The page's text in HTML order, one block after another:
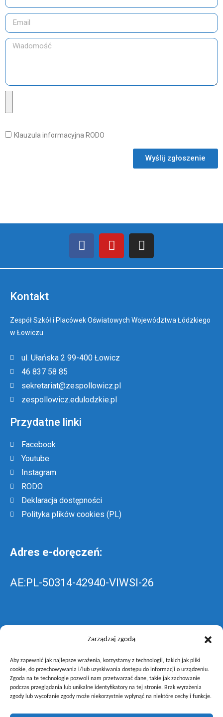
Zarządzaj zgodą
Aby zapewnić jak najlepsze wrażenia, korzystamy z technologii, takich jak pliki
cookie, do przechowywania i/lub uzyskiwania dostępu do informacji o urządzeniu.
Zgoda na te technologie pozwoli nam przetwarzać dane, takie jak zachowanie
podczas przeglądania lub unikalne identyfikatory na tej stronie. Brak wyrażenia
zgody lub wycofanie zgody może niekorzystnie wpłynąć na niektóre cechy i funkcje.
Klauzula informacyjna RODO
Wyślij zgłoszenie
Kontakt
Zespół Szkół i Placówek Oświatowych Województwa Łódzkiego
w Łowiczu
ul. Ułańska 2 99-400 Łowicz
46 837 58 85
sekretariat@zespollowicz.pl
zespollowicz.edulodzkie.pl
Przydatne linki
Facebook
Youtube
Instagram
RODO
Deklaracja dostępności
Polityka plików cookies (PL)
Adres e-doręczeń:
AE:PL-50314-42940-VIWSI-26
Skrzynka EPUAP: ZespolLowicz
wyślij pismo ogólne do szkoły –poprzez
gov.pl